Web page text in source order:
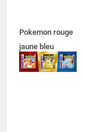
Pokemon rouge
jaune bleu